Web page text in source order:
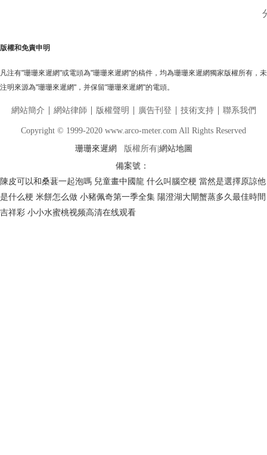
版權和免責申明
凡注有"珊珊來遲網"或電頭為"珊珊來遲網"的稿件，均為珊珊來遲網獨家版權所有，
注明來源為"珊珊來遲網"，并保留"珊珊來遲網"的電頭。
網站簡介 網站律師 版權聲明 廣告刊登 技術支持 聯系我們
Copyright © 1999-2020 www.arco-meter.com All Rights Reserved
珊珊來遲網 版權所有| 網站地圖
備案號：
陳皮可以和桑葚一起泡嗎 兒童畫中國龍 什么叫腦空梗 當然是選擇原諒他
是什么梗 米餅怎么做 小豬佩奇第一季全集 陽澄湖大閘蟹蒸多久最佳時間
吉祥彩 小小水蜜桃视频高清在线观看